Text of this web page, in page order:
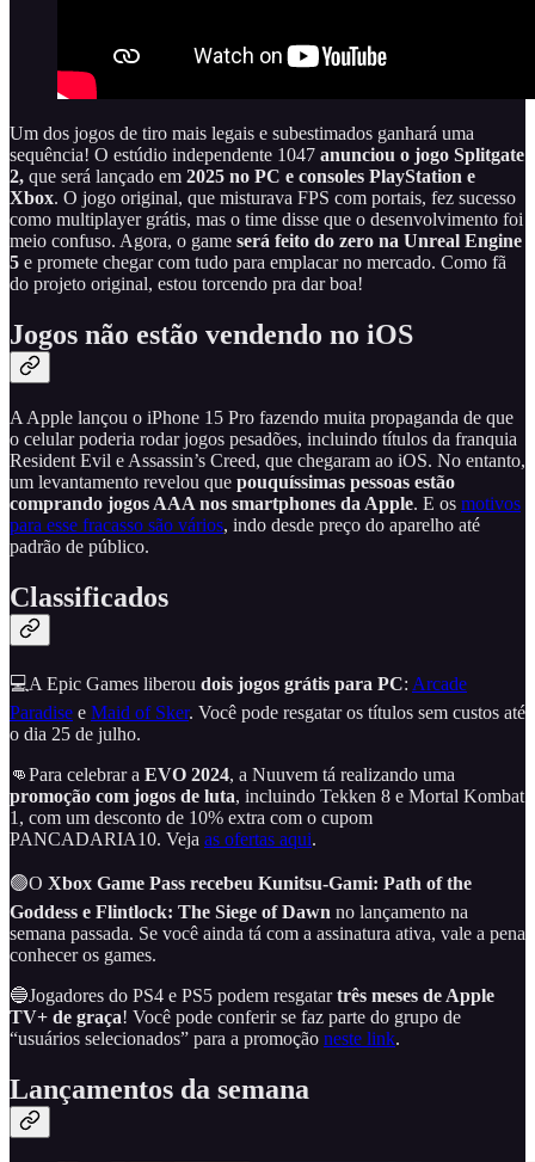
Um dos jogos de tiro mais legais e subestimados ganhará uma
sequência! O estúdio independente 1047 anunciou o jogo Splitgate
2, que será lançado em 2025 no PC e consoles PlayStation e
Xbox. O jogo original, que misturava FPS com portais, fez sucesso
como multiplayer grátis, mas o time disse que o desenvolvimento foi
meio confuso. Agora, o game será feito do zero na Unreal Engine
5 e promete chegar com tudo para emplacar no mercado. Como fã
do projeto original, estou torcendo pra dar boa!
Jogos não estão vendendo no iOS
A Apple lançou o iPhone 15 Pro fazendo muita propaganda de que
o celular poderia rodar jogos pesadões, incluindo títulos da franquia
Resident Evil e Assassin’s Creed, que chegaram ao iOS. No entanto,
um levantamento revelou que pouquíssimas pessoas estão
comprando jogos AAA nos smartphones da Apple. E os motivos
para esse fracasso são vários, indo desde preço do aparelho até
padrão de público.
Classificados
💻A Epic Games liberou dois jogos grátis para PC: Arcade
Paradise e Maid of Sker. Você pode resgatar os títulos sem custos até
o dia 25 de julho.
👊Para celebrar a EVO 2024, a Nuuvem tá realizando uma
promoção com jogos de luta, incluindo Tekken 8 e Mortal Kombat
1, com um desconto de 10% extra com o cupom
PANCADARIA10. Veja as ofertas aqui.
🟢O Xbox Game Pass recebeu Kunitsu-Gami: Path of the
Goddess e Flintlock: The Siege of Dawn no lançamento na
semana passada. Se você ainda tá com a assinatura ativa, vale a pena
conhecer os games.
🔵Jogadores do PS4 e PS5 podem resgatartrês meses de Apple
TV+ de graça! Você pode conferir se faz parte do grupo de
“usuários selecionados” para a promoção neste link.
Lançamentos da semana